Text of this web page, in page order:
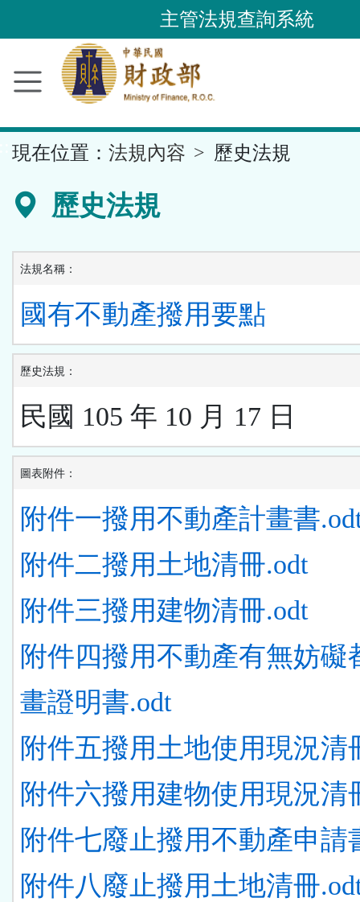
到
要
容
區
主管法規查詢系統
現在位置： 法規內容 歷史法規
歷史法規
法規名稱：
國有不動產撥用要點
歷史法規：
民國 105 年 10 月 17 日
圖表附件：
附件一撥用不動產計畫書
附件二撥用土地清冊.odt
附件三撥用建物清冊.odt
附件四撥用不動產有無妨礙
畫證明書.odt
附件五撥用土地使用現況清
附件六撥用建物使用現況清
附件七廢止撥用不動產申請
附件八廢止撥用土地清冊